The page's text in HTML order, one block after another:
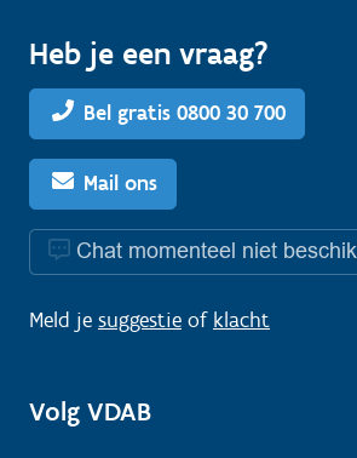
Heb je een vraag?
Bel gratis 0800 30 700
Mail ons
Chat momenteel niet
Meld je suggestie of klacht
Volg VDAB